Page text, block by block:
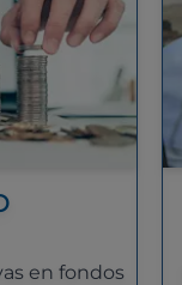
en fondos